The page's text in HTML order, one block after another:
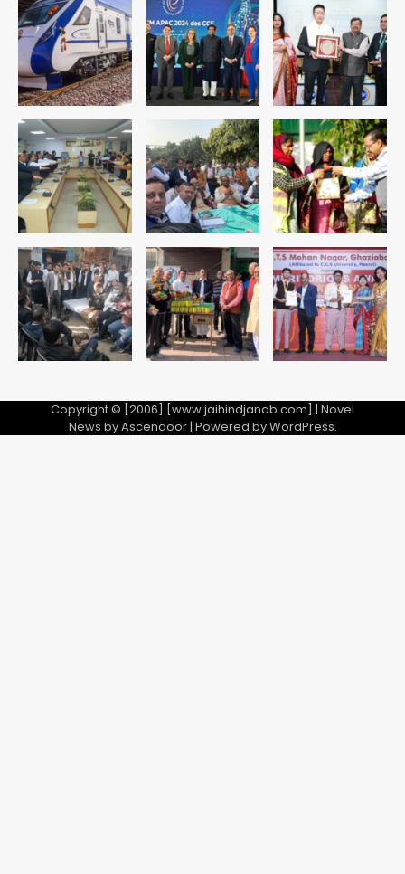
Copyright © [2006] [www.jaihindjanab.com] | Novel
News byAscendoor| Powered byWordPress.